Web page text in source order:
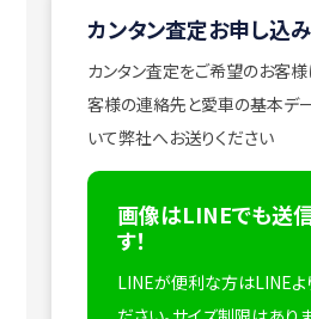
カンタン査定お申し込
カンタン査定をご希望のお客
客様の連絡先と愛車の基本デ
いて弊社へお送りください
画像はLINEでも送
す！
LINEが便利な方はLINEよ